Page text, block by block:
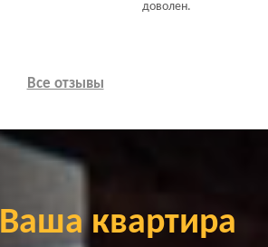
доволен.
Все отзывы
Ваша квартира